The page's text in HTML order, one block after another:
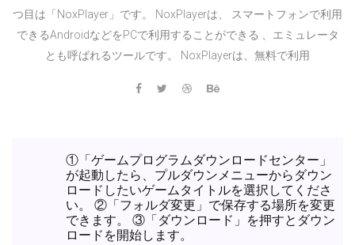
つ目は「NoxPlayer」です。 NoxPlayerは、 スマートフォンで利用
できるAndroidなどをPCで利用することができる 、エミュレータ
とも呼ばれるツールです。 NoxPlayerは、無料で利用
①「ゲームプログラムダウンロードセンター」
が起動したら、プルダウンメニューからダウン
ロードしたいゲームタイトルを選択してくださ
い。 ②「フォルダ変更」で保存する場所を変更
できます。 ③「ダウンロード」を押すとダウン
ロードを開始します。